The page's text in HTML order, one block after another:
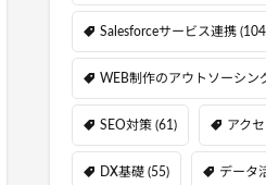
Salesforceサービス連携
WEB制作のアウトソーシン
SEO対策 (61) アク
DX基礎 (55) データ